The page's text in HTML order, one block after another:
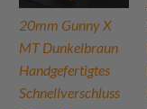
20mm Gunny X
MT Dunkelbraun
Handgefertigtes
Schnellverschluss